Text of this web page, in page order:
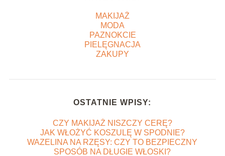
MAKIJAŻ
MODA
PAZNOKCIE
PIELĘGNACJA
ZAKUPY
OSTATNIE WPISY:
CZY MAKIJAŻ NISZCZY CERĘ?
JAK WŁOŻYĆ KOSZULĘ W SPODNIE?
WAZELINA NA RZĘSY: CZY TO BEZPIECZNY
SPOSÓB NA DŁUGIE WŁOSKI?